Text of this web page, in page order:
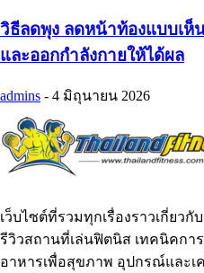
วิธีลดพุง ลดหน้าท้องแบบเห็
และออกกำลังกายให้ได้ผล
admins - 4 มิถุนายน 2026
เว็บไซต์ที่รวมทุกเรื่องราวเกี่ยว
รีวิวสถานที่เล่นฟิตนิส เทคนิคกา
อาหารเพื่อสุขภาพ อุปกรณ์และเ